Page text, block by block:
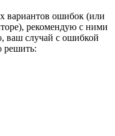
вариантов ошибок (или
рекомендую с ними
ваш случай с ошибкой
решить: